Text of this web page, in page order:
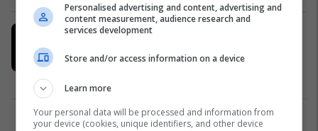
Çka thotë prokuroria e çka familja e
vra rreshteri Muhamed Lika?
2
Personalised advertising and content, advertising and
content measurement, audience research and
services development
Store and/or access information on a device
Learn more
Your personal data will be processed and information from
your device (cookies, unique identifiers, and other device